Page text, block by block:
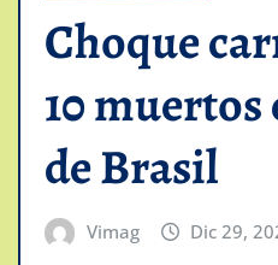
Choque
10
de Brasil
Vimag Dic 29,